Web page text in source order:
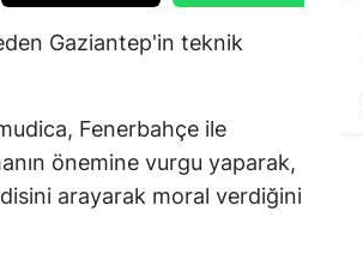
Gaziantep'in teknik
Fenerbahçe ile
önemine vurgu yaparak,
arayarak moral verdiğini